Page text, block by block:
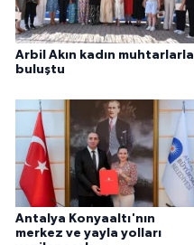
Arbil Akın kadın muhtarlarla
buluştu
Antalya Konyaaltı'nın
merkez ve yayla yolları